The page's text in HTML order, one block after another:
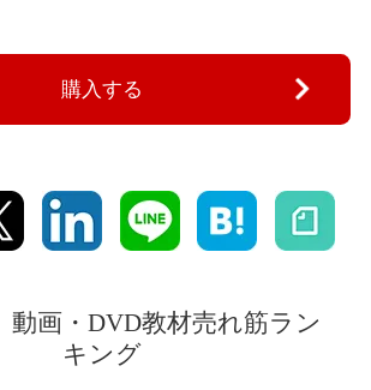
購入する
画・DVD教材売れ筋ラン
キング